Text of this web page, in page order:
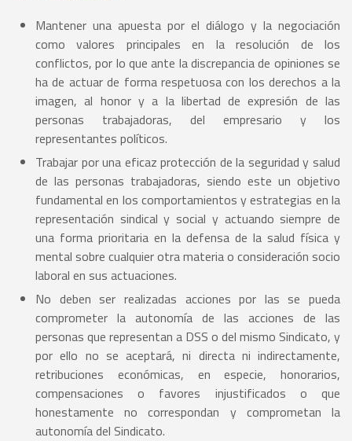
Mantener una apuesta por el diálogo y la negociación
como valores principales en la resolución de los
conflictos, por lo que ante la discrepancia de opiniones se
ha de actuar de forma respetuosa con los derechos a la
imagen, al honor y a la libertad de expresión de las
personas trabajadoras, del empresario y los
representantes políticos.
Trabajar por una eficaz protección de la seguridad y salud
de las personas trabajadoras, siendo este un objetivo
fundamental en los comportamientos y estrategias en la
representación sindical y social y actuando siempre de
una forma prioritaria en la defensa de la salud física y
mental sobre cualquier otra materia o consideración socio
laboral en sus actuaciones.
No deben ser realizadas acciones por las se pueda
comprometer la autonomía de las acciones de las
personas que representan a DSS o del mismo Sindicato, y
por ello no se aceptará, ni directa ni indirectamente,
retribuciones económicas, en especie, honorarios,
compensaciones o favores injustificados o que
honestamente no correspondan y comprometan la
autonomía del Sindicato.